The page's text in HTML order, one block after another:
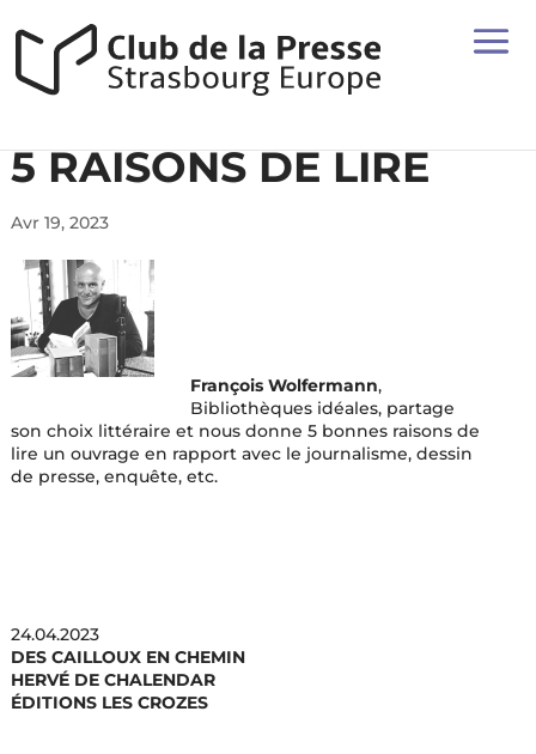
5 RAISONS DE LIRE
Avr 19, 2023
François Wolfermann,
Bibliothèques idéales, partage
son choix littéraire et nous donne 5 bonnes raisons de
lire un ouvrage en rapport avec le journalisme, dessin
de presse, enquête, etc.
24.04.2023
DES CAILLOUX EN CHEMIN
HERVÉ DE CHALENDAR
ÉDITIONS LES CROZES